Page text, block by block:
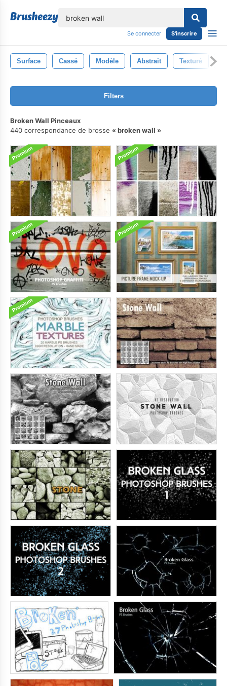
Se connecter S'inscrire
Surface Cassé Modèle Abstrait Texturé
Filters
Broken Wall Pinceaux
440 correspondance de brosse
broken wall